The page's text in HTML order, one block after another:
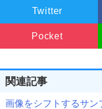
end
SrcBitmap.free;
DestBitmap
Twitter
Pocket
関連記事
画像をシフトするサン